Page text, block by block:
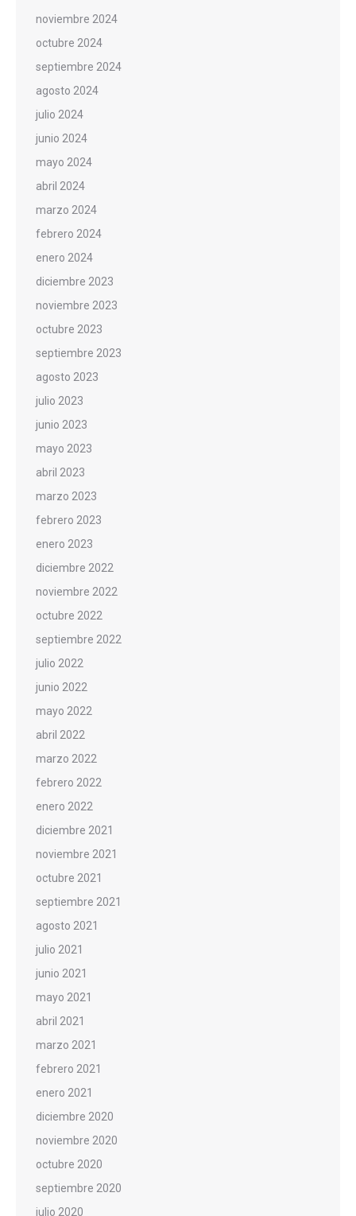
noviembre 2024
octubre 2024
septiembre 2024
agosto 2024
julio 2024
junio 2024
mayo 2024
abril 2024
marzo 2024
febrero 2024
enero 2024
diciembre 2023
noviembre 2023
octubre 2023
septiembre 2023
agosto 2023
julio 2023
junio 2023
mayo 2023
abril 2023
marzo 2023
febrero 2023
enero 2023
diciembre 2022
noviembre 2022
octubre 2022
septiembre 2022
julio 2022
junio 2022
mayo 2022
abril 2022
marzo 2022
febrero 2022
enero 2022
diciembre 2021
noviembre 2021
octubre 2021
septiembre 2021
agosto 2021
julio 2021
junio 2021
mayo 2021
abril 2021
marzo 2021
febrero 2021
enero 2021
diciembre 2020
noviembre 2020
octubre 2020
septiembre 2020
julio 2020